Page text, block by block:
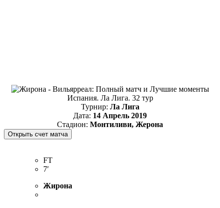
Испания. Ла Лига. 32 тур
Турнир: Ла Лига
Дата: 14 Апрель 2019
Стадион: Монтиливи, Жерона
FT
7′
Жирона